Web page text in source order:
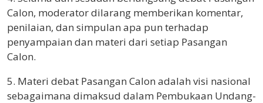
Calon, moderator dilarang memberikan komentar,
penilaian, dan simpulan apa pun terhadap
penyampaian dan materi dari setiap Pasangan
Calon.
5. Materi debat Pasangan Calon adalah visi nasional
sebagaimana dimaksud dalam Pembukaan Undang-